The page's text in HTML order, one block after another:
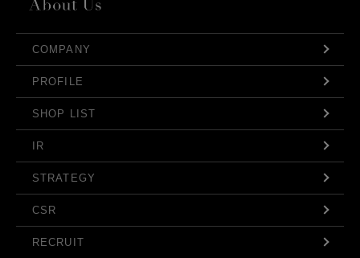
COMPANY
PROFILE
SHOP LIST
IR
STRATEGY
CSR
RECRUIT